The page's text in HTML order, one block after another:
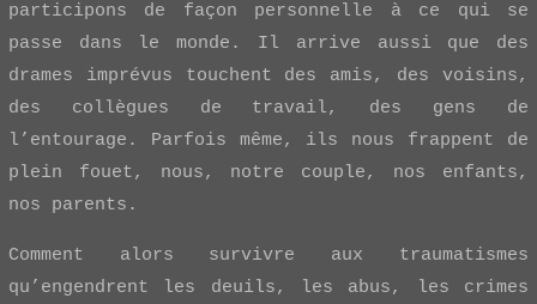
participons de façon personnelle à ce qui se
passe dans le monde. Il arrive aussi que des
drames imprévus touchent des amis, des voisins,
des collègues de travail, des gens de
l’entourage. Parfois même, ils nous frappent de
plein fouet, nous, notre couple, nos enfants,
nos parents.
Comment alors survivre aux traumatismes
qu’engendrent les deuils, les abus, les crimes